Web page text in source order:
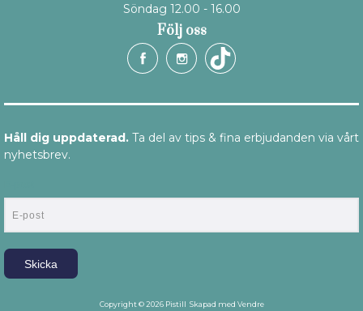
Söndag 12.00 - 16.00
Följ oss
Håll dig uppdaterad. Ta del av tips & fina erbjudanden via vårt
nyhetsbrev.
Skicka
Copyright © 2026 Pistill Skapad med Vendre